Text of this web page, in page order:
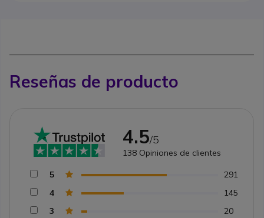
Reseñas de producto
4.5/5
138 Opiniones de clientes
5
291
4
145
3
20